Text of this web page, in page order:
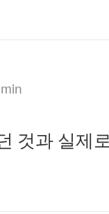
것과 실제